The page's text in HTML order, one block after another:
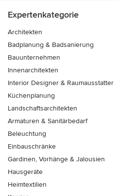
Expertenkategorie
Architekten
Badplanung & Badsanierung
Bauunternehmen
Innenarchitekten
Interior Designer & Raumausstatter
Küchenplanung
Landschaftsarchitekten
Armaturen & Sanitärbedarf
Beleuchtung
Einbauschränke
Gardinen, Vorhänge & Jalousien
Hausgeräte
Heimtextilien